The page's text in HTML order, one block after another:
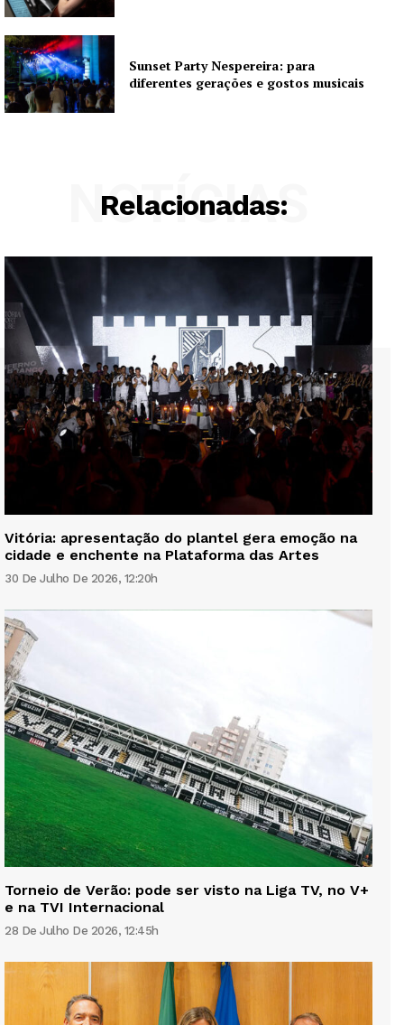
Sunset Party Nespereira: para
diferentes gerações e gostos musicais
Relacionadas:
NOTÍCIAS
Vitória: apresentação do plantel gera emoção na
cidade e enchente na Plataforma das Artes
30 De Julho De 2026, 12:20h
Torneio de Verão: pode ser visto na Liga TV, no V+
e na TVI Internacional
28 De Julho De 2026, 12:45h